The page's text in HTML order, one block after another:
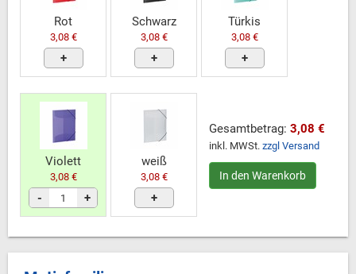
Rot
3,08 €
+
Schwarz
3,08 €
+
Türkis
3,08 €
+
Violett
3,08 €
- +
weiß
3,08 €
+
Gesamtbetrag: 3,08 €
inkl. MWSt. zzgl Versand
In den Warenkorb